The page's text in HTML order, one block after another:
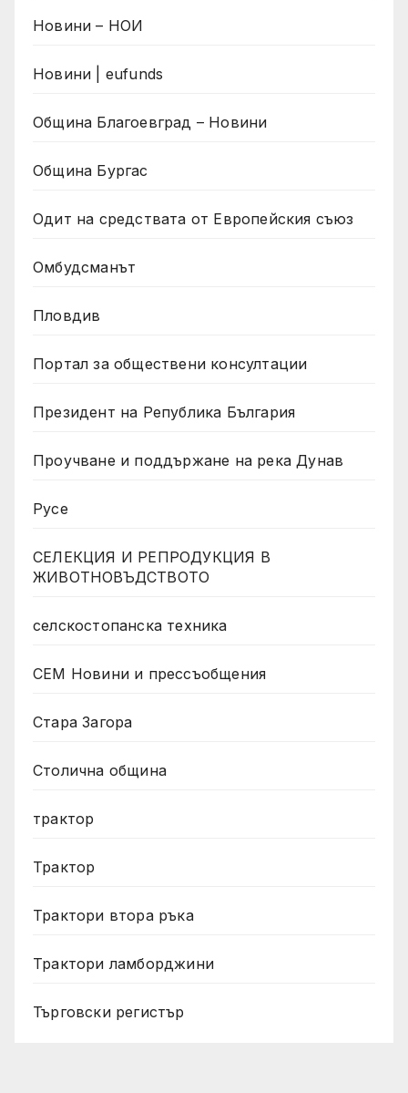
Новини – НОИ
Новини | eufunds
Община Благоевград – Новини
Община Бургас
Одит на средствата от Европейския съюз
Омбудсманът
Пловдив
Портал за обществени консултации
Президент на Република България
Проучване и поддържане на река Дунав
Русе
СЕЛЕКЦИЯ И РЕПРОДУКЦИЯ В
ЖИВОТНОВЪДСТВОТО
селскостопанска техника
СЕМ Новини и прессъобщения
Стара Загора
Столична община
трактор
Трактор
Трактори втора ръка
Трактори ламборджини
Търговски регистър